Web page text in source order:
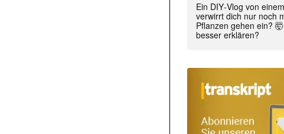
Ein DIY‑Vlog von
verwirrt dich nur noch
Pflanzen gehen ein?
besser erklären?